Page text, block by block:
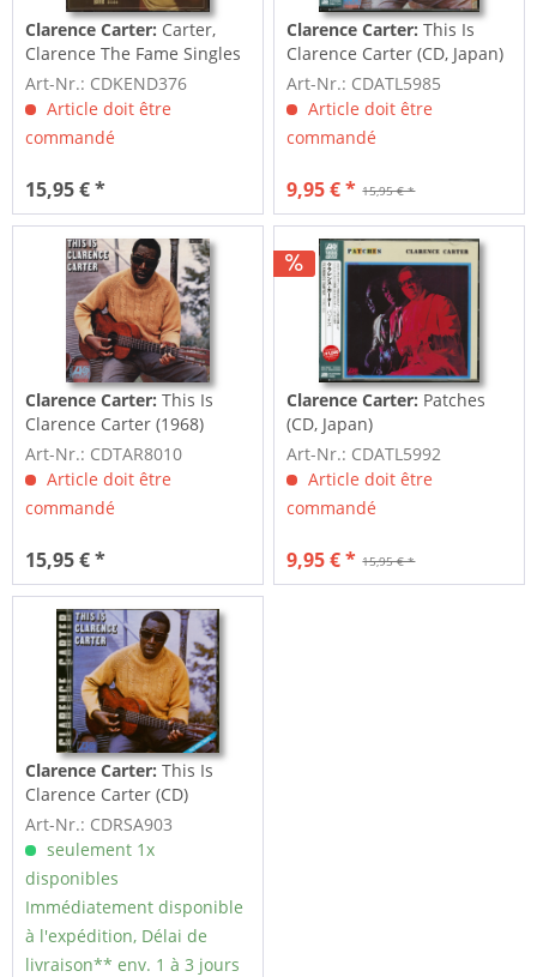
Clarence Carter: Carter,
Clarence The Fame Singles
Vol.1 -...
Art-Nr.: CDKEND376
Article doit être
commandé
15,95 € *
Clarence Carter:This Is
Clarence Carter (CD, Japan)
Art-Nr.: CDATL5985
Article doit être
commandé
15,95 € *
9,95 € *
Clarence Carter:This Is
Clarence Carter (1968)
Art-Nr.: CDTAR8010
Article doit être
commandé
15,95 € *
Clarence Carter: Patches
(CD, Japan)
Art-Nr.: CDATL5992
Article doit être
commandé
15,95 € *
9,95 € *
Clarence Carter:This Is
Clarence Carter (CD)
Art-Nr.: CDRSA903
seulement 1x
disponibles
Immédiatement disponible
à l'expédition, Délai de
livraison** env. 1 à 3 jours